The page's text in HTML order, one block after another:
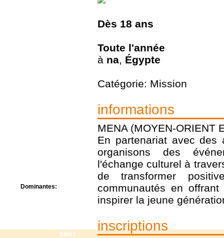
Dominantes:
Sport
Dès 18 ans
Toute l'année
à na, Égypte
Catégorie: Mission
informations
MENA (MOYEN-ORIENT
En partenariat avec des
organisons des
l'échange culturel à
de transformer
communautés en
inspirer la jeune
inscriptions